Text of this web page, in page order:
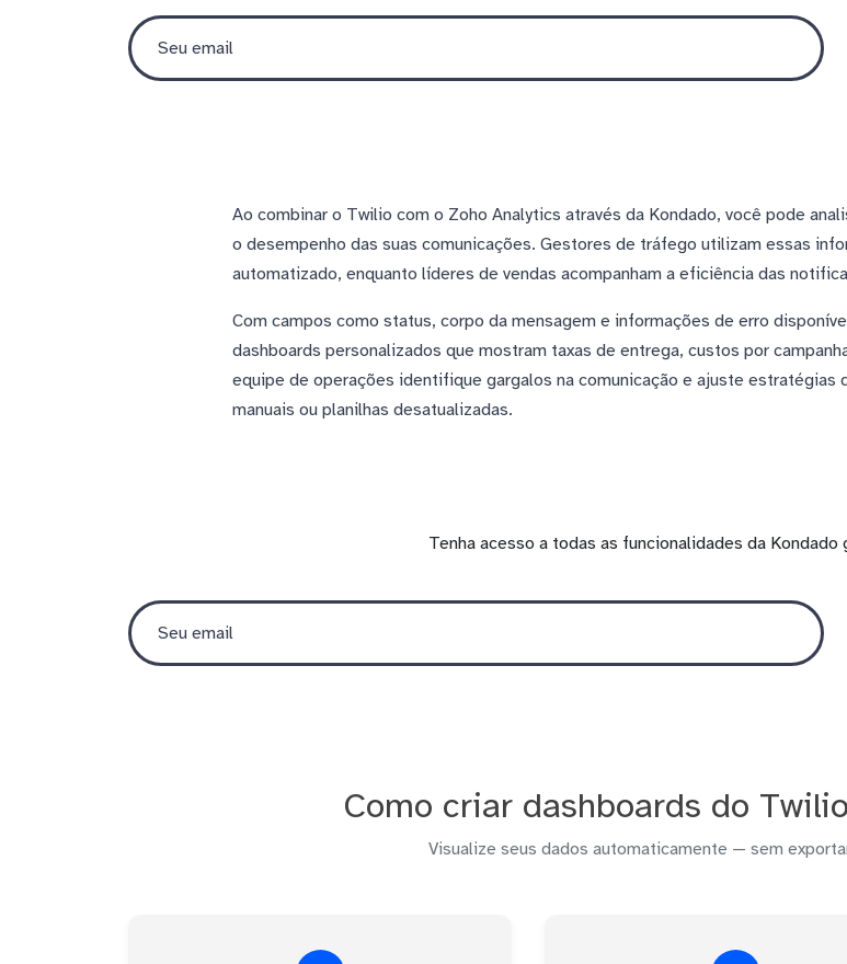
Ao combinar o Twilio com o Zoho Analytics através da Kondado, você pode
o desempenho das suas comunicações. Gestores de tráfego utilizam essas
automatizado, enquanto líderes de vendas acompanham a eficiência das
Com campos como status, corpo da mensagem e informações de erro
dashboards personalizados que mostram taxas de entrega, custos por
equipe de operações identifique gargalos na comunicação e ajuste
manuais ou planilhas desatualizadas.
Tenha acesso a todas as funcionalidades da
Como criar dashboards do
Visualize seus dados automaticamente — sem